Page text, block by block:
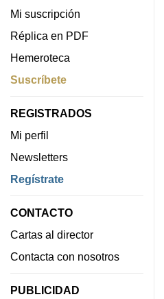
Mi suscripción
Réplica en PDF
Hemeroteca
Suscríbete
REGISTRADOS
Mi perfil
Newsletters
Regístrate
CONTACTO
Cartas al director
Contacta con nosotros
PUBLICIDAD